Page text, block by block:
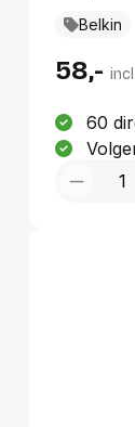
Kleur
Belkin
58,-
60